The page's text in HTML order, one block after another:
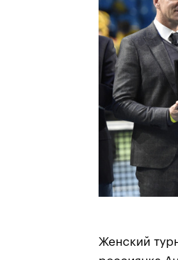
Женский